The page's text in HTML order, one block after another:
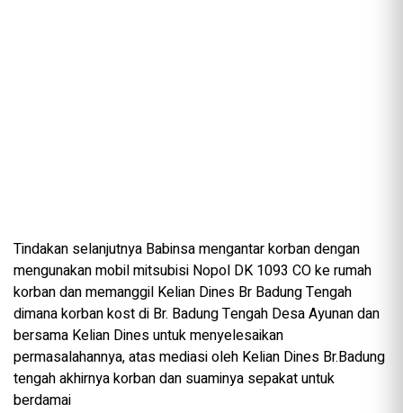
Tindakan selanjutnya Babinsa mengantar korban dengan
mengunakan mobil mitsubisi Nopol DK 1093 CO ke rumah
korban dan memanggil Kelian Dines Br Badung Tengah
dimana korban kost di Br. Badung Tengah Desa Ayunan dan
bersama Kelian Dines untuk menyelesaikan
permasalahannya, atas mediasi oleh Kelian Dines Br.Badung
tengah akhirnya korban dan suaminya sepakat untuk
berdamai